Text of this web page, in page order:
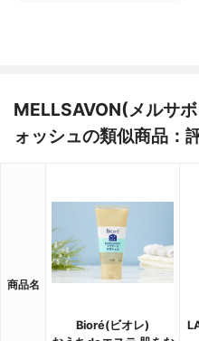
MELLSAVON(メルサ
ォッシュの類似商品：
商品名
Bioré(ビオレ)